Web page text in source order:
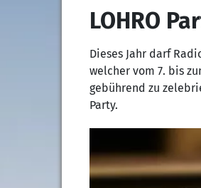
LOHRO
Dieses Jahr darf
welcher vom 7. bis
gebührend zu
Party.